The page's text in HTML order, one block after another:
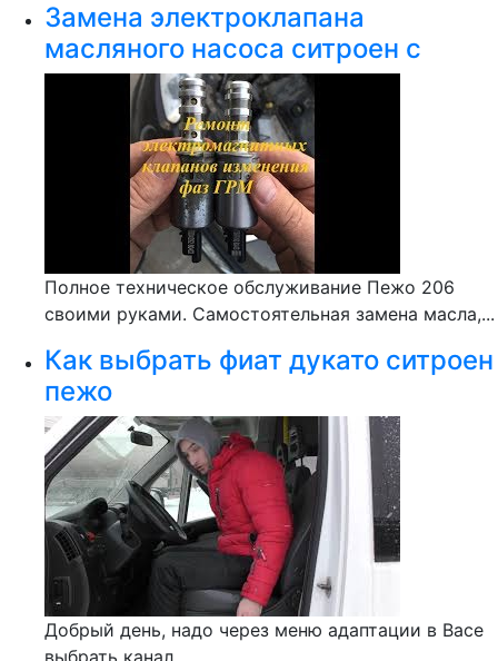
Замена электроклапана
масляного насоса ситроен с
Полное техническое обслуживание Пежо 206
своими руками. Самостоятельная замена масла,...
Как выбрать фиат дукато ситроен
пежо
Добрый день, надо через меню адаптации в Васе
выбрать канал...